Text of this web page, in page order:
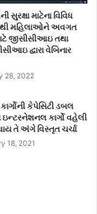
સુરક્ષા માટેના વિવિધ
મહિલાઓને અવગત
જીસીસીઆઇ તથા
દ્વારા વેબિનાર
28, 2022
કેપેસિટી ડબલ
ઇન્ટરનેશનલ કાર્ગો વહેલી
તે અંગે વિસ્તૃત ચર્ચા
18, 2021